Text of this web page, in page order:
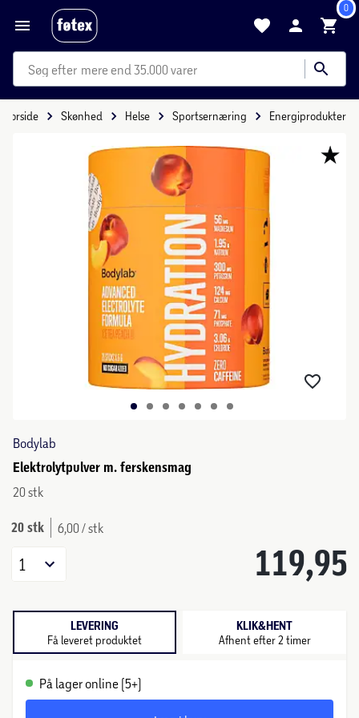
0
mere end 35.000 varer
Forside Skønhed Helse Sportsernæring Energiprodukter
Bodylab
Elektrolytpulver m. ferskensmag
20 stk
20 stk 6,00 / stk
119,95
1
LEVERING
Få leveret produktet
KLIK&HENT
Afhent efter 2 timer
På lager online (5+)